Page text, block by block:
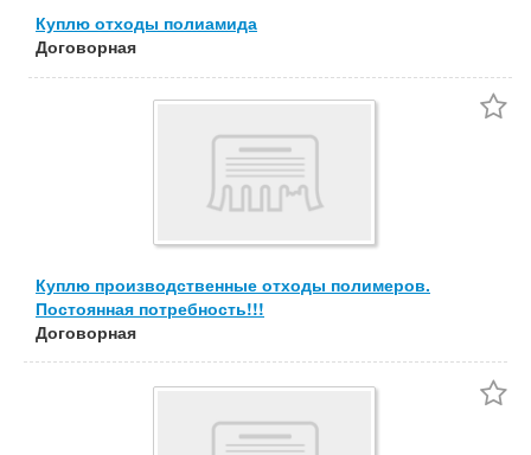
Куплю отходы полиамида
Договорная
Куплю производственные отходы полимеров.
Постоянная потребность!!!
Договорная